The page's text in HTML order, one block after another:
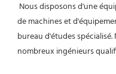
de machines et
bureau d'études
nombreux ingénieurs